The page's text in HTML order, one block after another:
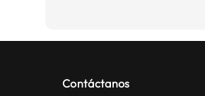
Contáctanos